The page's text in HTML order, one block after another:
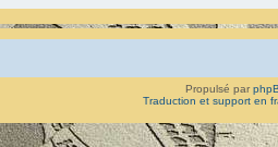
Propulsé par
Traduction et support en